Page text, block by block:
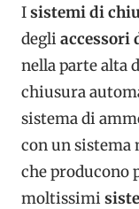
Isistemi di
degli accessori
nella parte alta
chiusura
sistema di
con un sistema
che producono
moltissimi